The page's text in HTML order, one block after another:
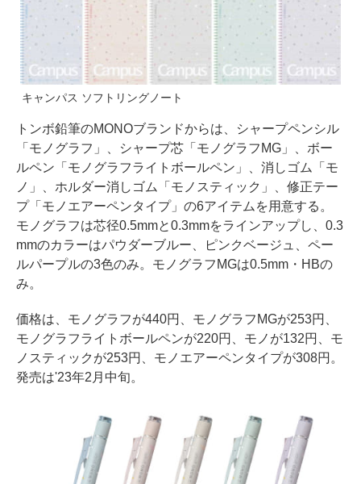
キャンパス ソフトリングノート
トンボ鉛筆のMONOブランドからは、シャープペンシル
「モノグラフ」、シャープ芯「モノグラフMG」、ボー
ルペン「モノグラフライトボールペン」、消しゴム「モ
ノ」、ホルダー消しゴム「モノスティック」、修正テー
プ「モノエアーペンタイプ」の6アイテムを用意する。
モノグラフは芯径0.5mmと0.3mmをラインアップし、0.3
mmのカラーはパウダーブルー、ピンクベージュ、ペー
ルパープルの3色のみ。モノグラフMGは0.5mm・HBの
み。
価格は、モノグラフが440円、モノグラフMGが253円、
モノグラフライトボールペンが220円、モノが132円、モ
ノスティックが253円、モノエアーペンタイプが308円。
発売は'23年2月中旬。